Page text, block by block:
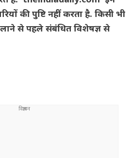
की पुष्टि नहीं करता है. किसी भी
से पहले संबंधित विशेषज्ञ से